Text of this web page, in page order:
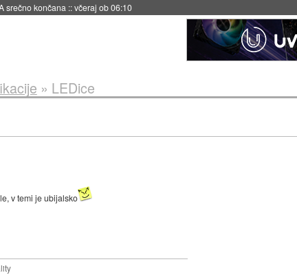
srečno končana ::včeraj ob 06:10
» LEDice
v temi je ubijalsko